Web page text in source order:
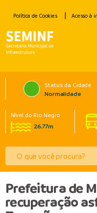
Política de Cookies Acesso à
Status da Cidade
Normalidade
Nível do Rio Negro
26.77m
Prefeitura de
recuperação